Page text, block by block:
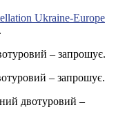
Ukraine-Europe
– запрошує.
– запрошує.
двотуровий –